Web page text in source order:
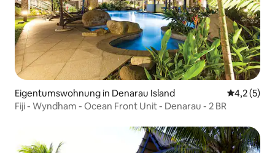
Eigentumswohnung in Denarau Island
4,2 (5)
Fiji - Wyndham - Ocean Front Unit - Denarau - 2 BR